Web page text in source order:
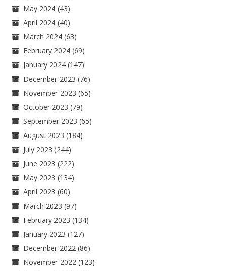
May 2024 (43)
April 2024 (40)
March 2024 (63)
February 2024 (69)
January 2024 (147)
December 2023 (76)
November 2023 (65)
October 2023 (79)
September 2023 (65)
August 2023 (184)
July 2023 (244)
June 2023 (222)
May 2023 (134)
April 2023 (60)
March 2023 (97)
February 2023 (134)
January 2023 (127)
December 2022 (86)
November 2022 (123)